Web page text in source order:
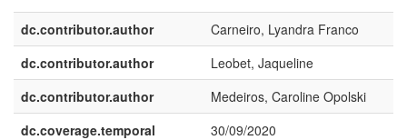
dc.contributor.author
Carneiro, Lyandra Franco
dc.contributor.author
Leobet, Jaqueline
dc.contributor.author
Medeiros, Caroline Opolski
dc.coverage.temporal
30/09/2020